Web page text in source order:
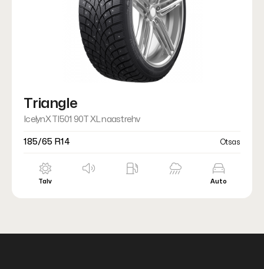
Triangle
IcelynX TI501 90T XL naastrehv
185/65 R14 Otsas
Talv Auto